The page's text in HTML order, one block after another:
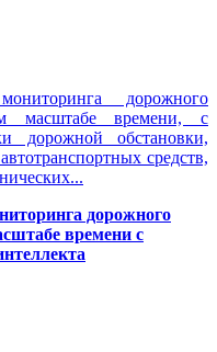
дорожного
масштабе времени, с
дорожной обстановки,
средств,
дорожного
времени с